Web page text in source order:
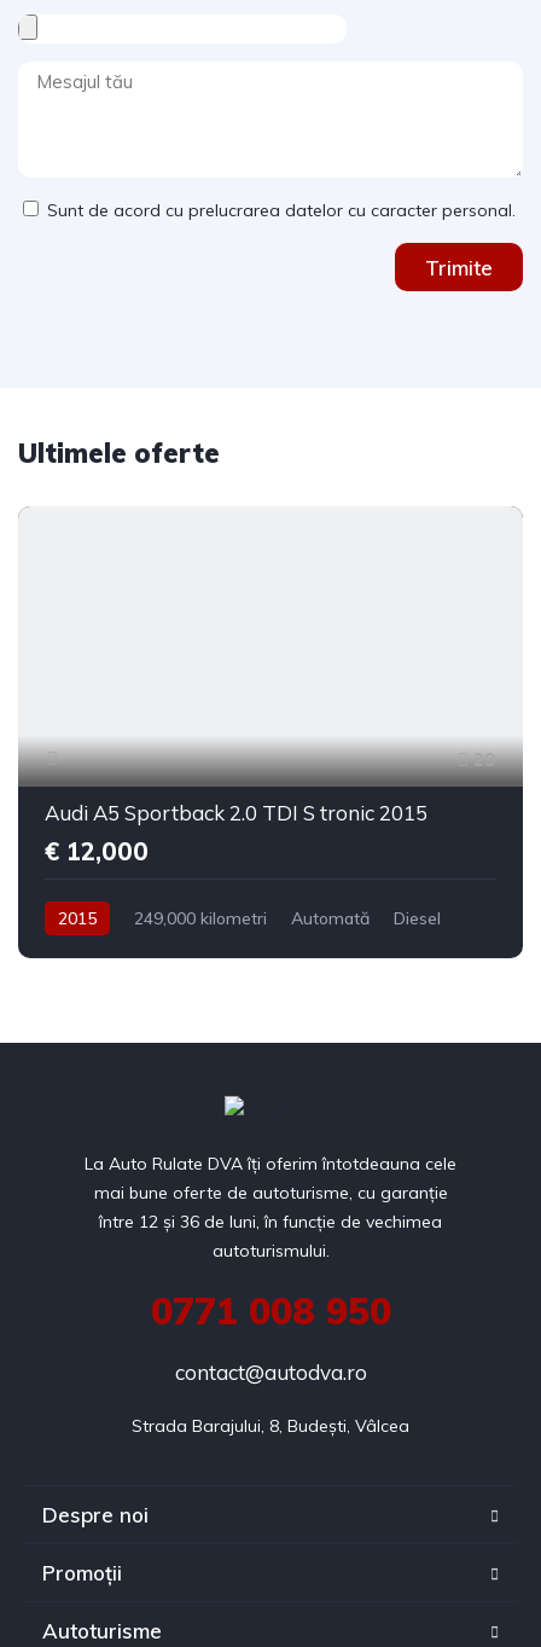
Sunt de acord cu prelucrarea datelor cu caracter personal.
Trimite
Ultimele oferte
29
Audi A5 Sportback 2.0 TDI S tronic 2015
€ 12,000
2015 249,000 kilometri Automată
Diesel
La Auto Rulate DVA îți oferim întotdeauna cele
mai bune oferte de autoturisme, cu garanție
între 12 și 36 de luni, în funcție de vechimea
autoturismului.
0771 008 950
contact@autodva.ro
Strada Barajului, 8, Budești, Vâlcea
Despre noi
Promoții
Autoturisme